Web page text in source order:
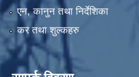
एन, कानुन तथा निर्देशिका
कर तथा शुल्कहरु